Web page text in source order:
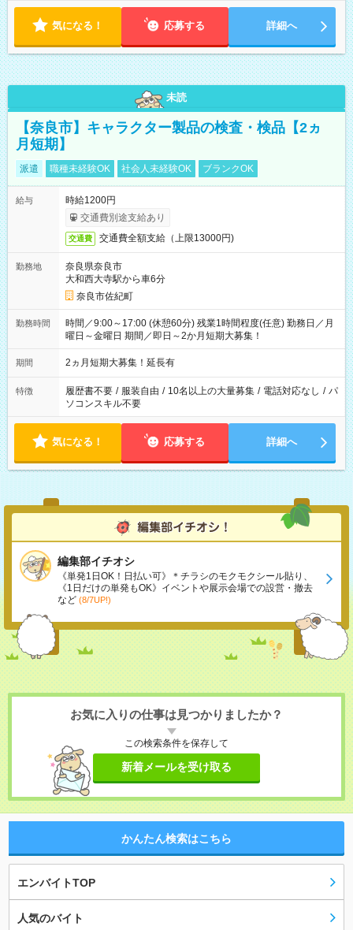
気になる！ 応募する 詳細へ
未読
【奈良市】キャラクター製品の検査・検品【2ヵ
月短期】
派遣 職種未経験OK 社会人未経験OK ブランクOK
給与
時給1200円
交通費別途支給あり
交通費 交通費全額支給（上限13000円)
勤務地
奈良県奈良市
大和西大寺駅から車6分
奈良市佐紀町
勤務時間
時間／9:00～17:00 (休憩60分) 残業1時間程度(任意) 勤務日／月
曜日～金曜日 期間／即日～2か月短期大募集！
期間 2ヵ月短期大募集！延長有
特徴 履歴書不要 / 服装自由 / 10名以上の大量募集 / 電話対応なし / パ
ソコンスキル不要
気になる！ 応募する 詳細へ
編集部イチオシ
《単発1日OK！日払い可》＊チラシのモクモクシール貼り、
《1日だけの単発もOK》イベントや展示会場での設営・撤去
など (8/7UP!)
お気に入りの仕事は見つかりましたか？
この検索条件を保存して
新着メールを受け取る
かんたん検索はこちら
エンバイトTOP
人気のバイト